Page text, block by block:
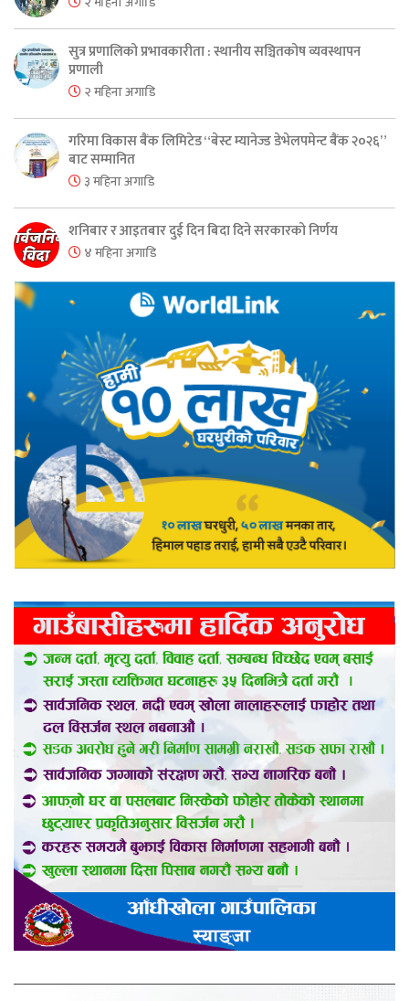
सुत्र प्रणालिको प्रभावकारीता : स्थानीय सञ्चितकोष व्यवस्थापन
प्रणाली
२ महिना अगाडि
गरिमा विकास बैंक लिमिटेड “बेस्ट म्यानेज्ड डेभेलपमेन्ट बैंक २०२६”
बाट सम्मानित
३ महिना अगाडि
शनिबार र आइतबार दुई दिन बिदा दिने सरकारको निर्णय
४ महिना अगाडि